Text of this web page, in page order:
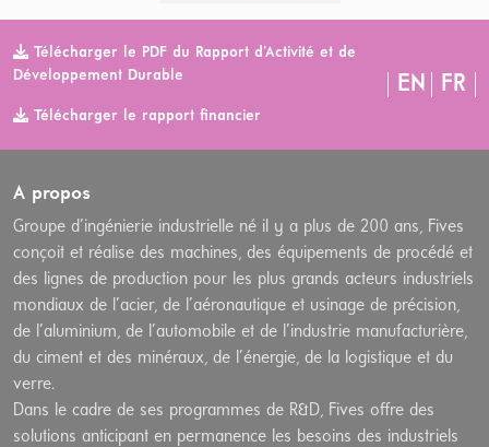
Télécharger le PDF du Rapport d’Activité et de
Développement Durable
Télécharger le rapport financier
EN FR
A propos
Groupe d’ingénierie industrielle né il y a plus de 200 ans, Fives
conçoit et réalise des machines, des équipements de procédé et
des lignes de production pour les plus grands acteurs industriels
mondiaux de l’acier, de l’aéronautique et usinage de précision,
de l’aluminium, de l’automobile et de l’industrie manufacturière,
du ciment et des minéraux, de l’énergie, de la logistique et du
verre.
Dans le cadre de ses programmes de R&D, Fives offre des
solutions anticipant en permanence les besoins des industriels